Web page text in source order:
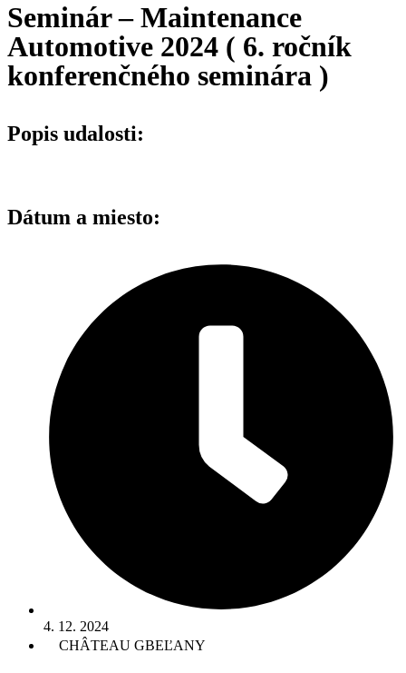
Seminár – Maintenance
Automotive 2024 ( 6. ročník
konferenčného seminára )
Popis udalosti:
Dátum a miesto:
4. 12. 2024
CHÂTEAU GBEĽANY